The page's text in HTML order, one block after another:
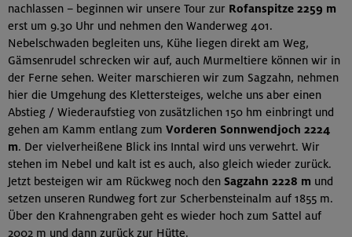
nachlassen – beginnen wir unsere Tour zur Rofanspitze 2259 m
erst um 9.30 Uhr und nehmen den Wanderweg 401.
Nebelschwaden begleiten uns, Kühe liegen direkt am Weg,
Gämsenrudel schrecken wir auf, auch Murmeltiere können wir in
der Ferne sehen. Weiter marschieren wir zum Sagzahn, nehmen
hier die Umgehung des Klettersteiges, welche uns aber einen
Abstieg / Wiederaufstieg von zusätzlichen 150 hm einbringt und
gehen am Kamm entlang zum Vorderen Sonnwendjoch 2224
m. Der vielverheißene Blick ins Inntal wird uns verwehrt. Wir
stehen im Nebel und kalt ist es auch, also gleich wieder zurück.
Jetzt besteigen wir am Rückweg noch den Sagzahn 2228 m und
setzen unseren Rundweg fort zur Scherbensteinalm auf 1855 m.
Über den Krahnengraben geht es wieder hoch zum Sattel auf
2002 m und dann zurück zur Hütte.